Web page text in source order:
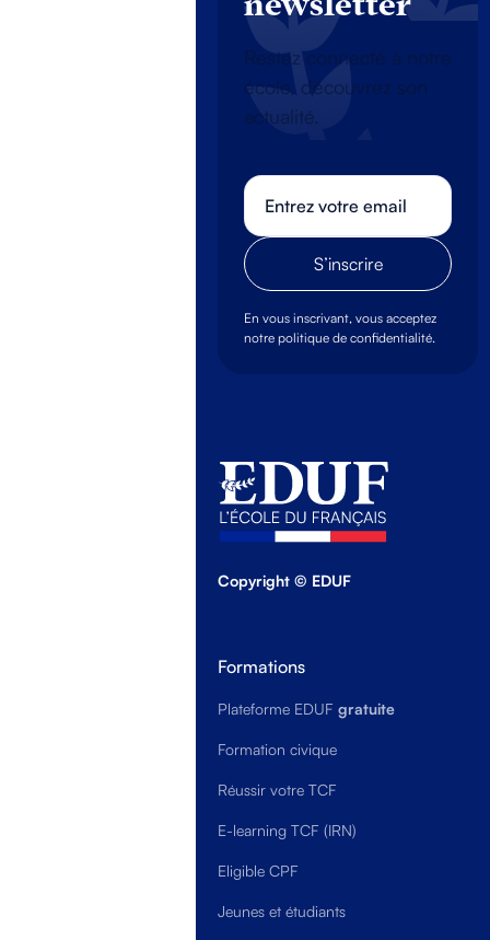
Restez connecté à notre
école, découvrez son
actualité.
En vous inscrivant, vous acceptez
notre politique de confidentialité.
Copyright © EDUF
Formations
Plateforme EDUF gratuite
Formation civique
Réussir votre TCF
E-learning TCF (IRN)
Eligible CPF
Jeunes et étudiants